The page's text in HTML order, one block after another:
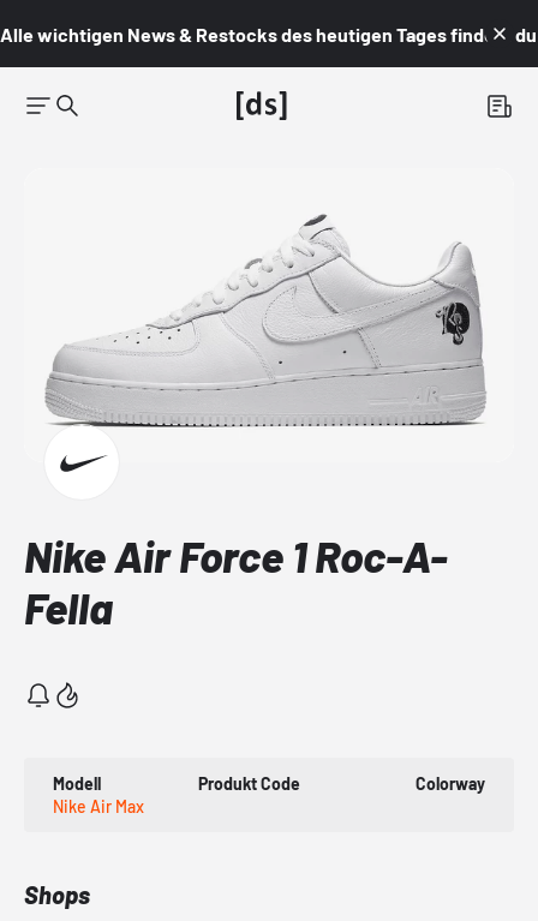
Alle wichtigen News & Restocks des heutigen Tages findest du
Nike Air Force 1 Roc-A-
Fella
Modell
Nike Air Max
Produkt Code Colorway
Shops